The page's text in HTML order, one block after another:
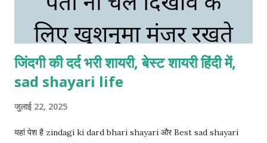
जिंदगी की दर्द भरी शायरी, बेस्ट शायरी हिंदी में,
sad shayari life
जुलाई 22, 2025
यहां पेश है zindagi ki dard bhari shayari और Best sad shayari